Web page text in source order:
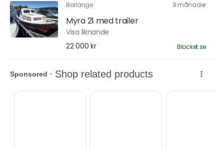
Borlänge 9 månader
Myra 21 med trailer
Visa liknande
22 000 kr
Blocket.se